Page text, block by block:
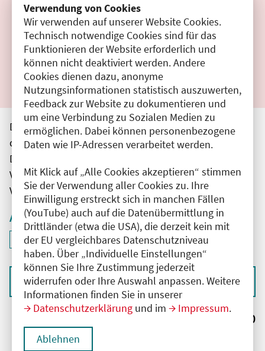
Verwendung von Cookies
Wir verwenden auf unserer Website Cookies.
Technisch notwendige Cookies sind für das
Funktionieren der Website erforderlich und
können nicht deaktiviert werden. Andere
Cookies dienen dazu, anonyme
Nutzungsinformationen statistisch auszuwerten,
Feedback zur Website zu dokumentieren und
um eine Verbindung zu Sozialen Medien zu
ermöglichen. Dabei können personenbezogene
Daten wie IP-Adressen verarbeitet werden.
Mit Klick auf „Alle Cookies akzeptieren“ stimmen
Sie der Verwendung aller Cookies zu. Ihre
Einwilligung erstreckt sich in manchen Fällen
(YouTube) auch auf die Datenübermittlung in
Drittländer (etwa die USA), die derzeit kein mit
der EU vergleichbares Datenschutzniveau
haben. Über „Individuelle Einstellungen“
können Sie Ihre Zustimmung jederzeit
widerrufen oder Ihre Auswahl anpassen. Weitere
Informationen finden Sie in unserer
Datenschutzerklärung und im Impressum.
Ablehnen
Filter zurücksetzen
Ergebnisse drucken
Die hier aufgeführten Veranstaltungen entsprechen
den unmittelbar vom Veranstalter getätigten Angaben.
Die Ärztekammer Berlin übernimmt keine
Verantwortung für den Inhalt, die Haftung obliegt dem
Veranstalter.
Aktive Filter
Filter
ID: ANT-2602007
deaktivieren und Suchergebnisse neu laden
Sortieren nach
Ergebnisse: 0